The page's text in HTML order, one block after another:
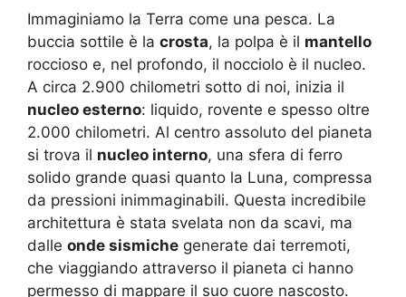
Immaginiamo la Terra come una pesca. La
buccia sottile è la crosta, la polpa è il mantello
roccioso e, nel profondo, il nocciolo è il nucleo.
A circa 2.900 chilometri sotto di noi, inizia il
nucleo esterno: liquido, rovente e spesso oltre
2.000 chilometri. Al centro assoluto del pianeta
si trova il nucleo interno, una sfera di ferro
solido grande quasi quanto la Luna, compressa
da pressioni inimmaginabili. Questa incredibile
architettura è stata svelata non da scavi, ma
dalle onde sismiche generate dai terremoti,
che viaggiando attraverso il pianeta ci hanno
permesso di mappare il suo cuore nascosto.